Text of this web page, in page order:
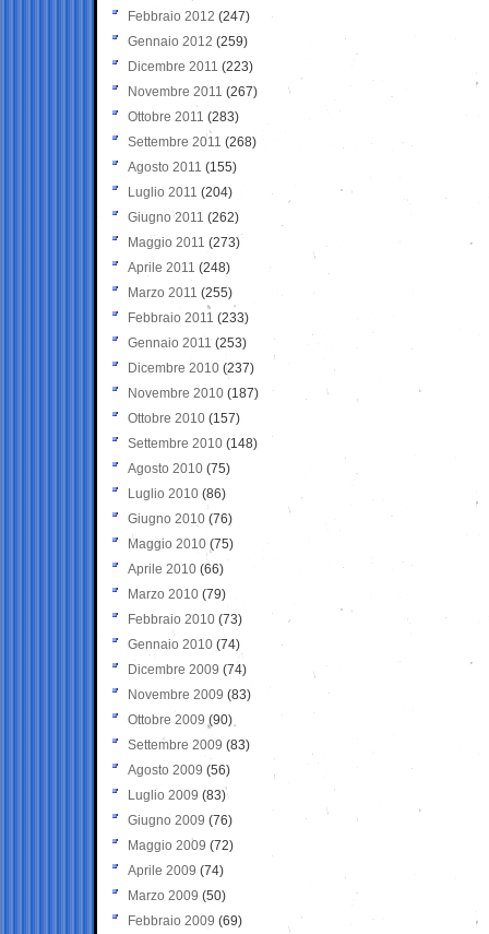
Febbraio 2012 (247)
Gennaio 2012 (259)
Dicembre 2011 (223)
Novembre 2011 (267)
Ottobre 2011 (283)
Settembre 2011 (268)
Agosto 2011 (155)
Luglio 2011 (204)
Giugno 2011 (262)
Maggio 2011 (273)
Aprile 2011 (248)
Marzo 2011 (255)
Febbraio 2011 (233)
Gennaio 2011 (253)
Dicembre 2010 (237)
Novembre 2010 (187)
Ottobre 2010 (157)
Settembre 2010 (148)
Agosto 2010 (75)
Luglio 2010 (86)
Giugno 2010 (76)
Maggio 2010 (75)
Aprile 2010 (66)
Marzo 2010 (79)
Febbraio 2010 (73)
Gennaio 2010 (74)
Dicembre 2009 (74)
Novembre 2009 (83)
Ottobre 2009 (90)
Settembre 2009 (83)
Agosto 2009 (56)
Luglio 2009 (83)
Giugno 2009 (76)
Maggio 2009 (72)
Aprile 2009 (74)
Marzo 2009 (50)
Febbraio 2009 (69)